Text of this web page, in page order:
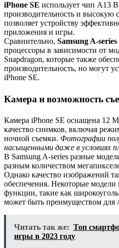
iPhone SE использует чип A13
производительность и высокую
позволяет устройству
приложения и игры.
Сравнительно, Samsung A-series
процессоры в зависимости от
Snapdragon, которые также
производительность, но могут
iPhone SE.
Камера и возможность
Камера iPhone SE оснащена 12
качество снимков, включая
ночной съемки. Фотографии
насыщенными даже в условиях
В Samsung A-series разные
разным количеством
Однако качество изображений
обеспечения. Некоторые
функции, такие как
может быть преимуществом для
Читать так же: Топ
игры в 2023 году